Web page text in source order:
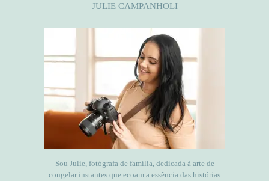
JULIE CAMPANHOLI
Sou Julie, fotógrafa de família, dedicada à arte de
congelar instantes que ecoam a essência das histórias